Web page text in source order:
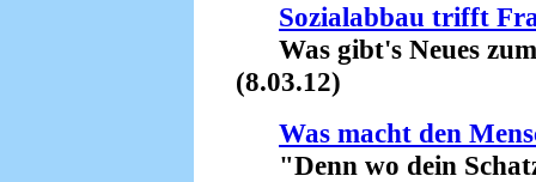
Sozialabbau trifft
Was gibt's Neues
(8.03.12)
Was macht den
"Denn wo dein